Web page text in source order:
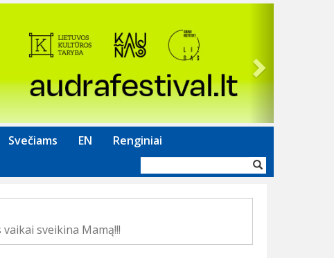
Svečiams EN Renginiai
forma
sveikina Mamą!!!